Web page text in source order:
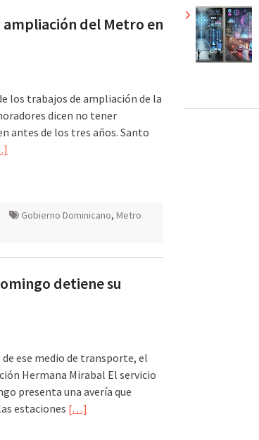
del Metro en
los trabajos de ampliación de la
dicen no tener
antes de los tres años. Santo
Gobierno Dominicano, Metro
detiene su
ese medio de transporte, el
Hermana Mirabal El servicio
presenta una avería que
estaciones […]